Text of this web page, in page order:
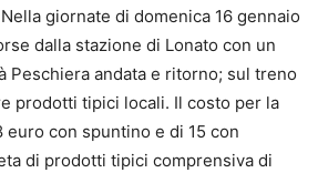
giornate di domenica 16 gennaio
dalla stazione di Lonato con un
Peschiera andata e ritorno; sul treno
prodotti tipici locali. Il costo per la
con spuntino e di 15 con
di prodotti tipici comprensiva di